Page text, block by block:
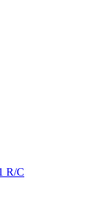
R/C